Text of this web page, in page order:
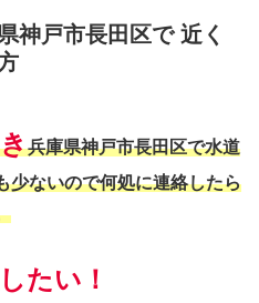
神戸市長田区で 近く
兵庫県神戸市長田区で水道
少ないので何処に連絡したら
たい！